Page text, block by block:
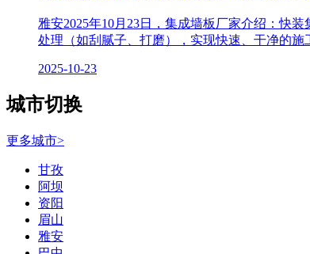
雅安2025年10月23日，集成墙板厂家介绍：快
处理（如刮腻子、打磨），实现快速、干净的施
2025-10-23
城市切换
更多城市>
甘孜
阿坝
资阳
眉山
雅安